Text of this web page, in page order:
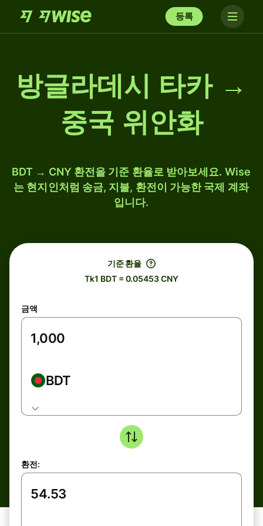
등록
방글라데시 타카 →
중국 위안화
BDT → CNY 환전을 기준 환율로 받아보세요. Wise
는 현지인처럼 송금, 지불, 환전이 가능한 국제 계좌
입니다.
기준 환율
Tk1 BDT = 0.05453 CNY
금액
BDT
환전: